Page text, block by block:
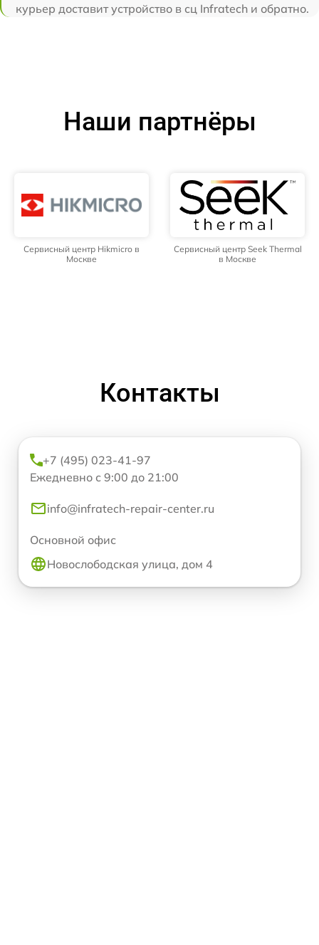
курьер доставит устройство в сц Infratech и обратно.
Наши партнёры
Сервисный центр Hikmicro в
Москве
Сервисный центр Seek Thermal
в Москве
Контакты
+7 (495) 023-41-97
Ежедневно с 9:00 до 21:00
info@infratech-repair-center.ru
Основной офис
Новослободская улица, дом 4